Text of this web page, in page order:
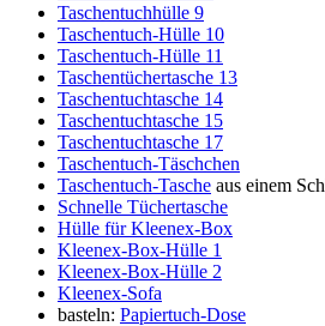
Taschentuchhülle 9
Taschentuch-Hülle 10
Taschentuch-Hülle 11
Taschentüchertasche 13
Taschentuchtasche 14
Taschentuchtasche 15
Taschentuchtasche 17
Taschentuch-Täschchen
Taschentuch-Tasche aus einem
Schnelle Tüchertasche
Hülle für Kleenex-Box
Kleenex-Box-Hülle 1
Kleenex-Box-Hülle 2
Kleenex-Sofa
basteln: Papiertuch-Dose